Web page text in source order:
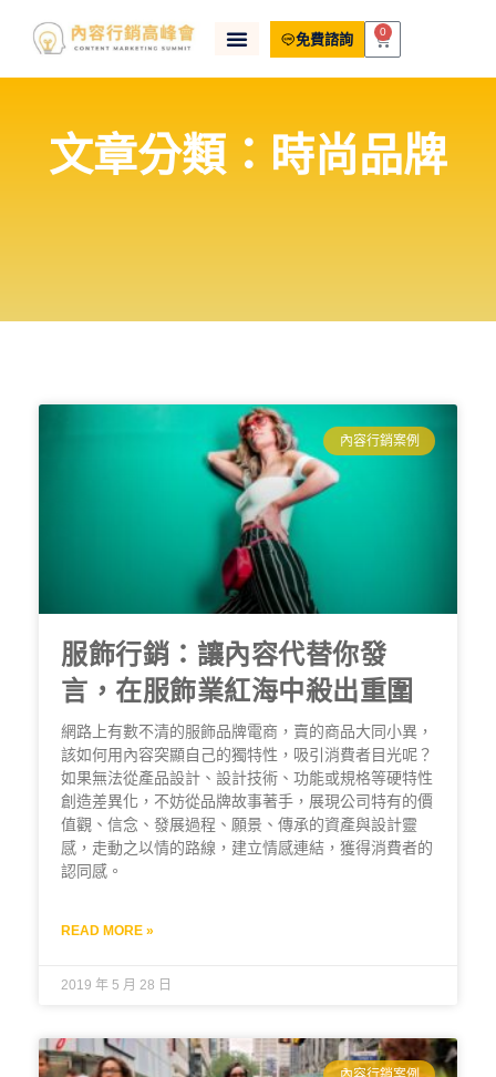
免費諮詢 0
文章分類：時尚品牌
內容行銷案例
服飾行銷：讓內容代替你發
言，在服飾業紅海中殺出重圍
網路上有數不清的服飾品牌電商，賣的商品大同小異，
該如何用內容突顯自己的獨特性，吸引消費者目光呢？
如果無法從產品設計、設計技術、功能或規格等硬特性
創造差異化，不妨從品牌故事著手，展現公司特有的價
值觀、信念、發展過程、願景、傳承的資產與設計靈
感，走動之以情的路線，建立情感連結，獲得消費者的
認同感。
READ MORE »
2019 年 5 月 28 日